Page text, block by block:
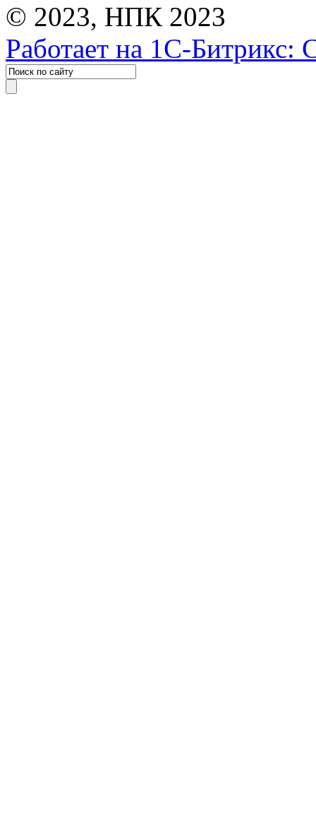
© 2023, НПК 2023
Работает на 1С-Битрикс: